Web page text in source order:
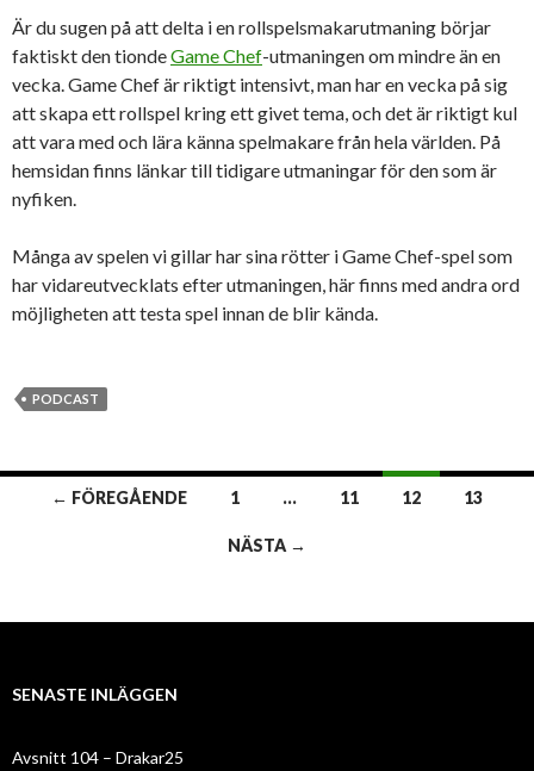
Är du sugen på att delta i en rollspelsmakarutmaning börjar
faktiskt den tiondeGame Chef-utmaningen om mindre än en
vecka. Game Chef är riktigt intensivt, man har en vecka på sig
att skapa ett rollspel kring ett givet tema, och det är riktigt kul
att vara med och lära känna spelmakare från hela världen. På
hemsidan finns länkar till tidigare utmaningar för den som är
nyfiken.
Många av spelen vi gillar har sina rötter i Game Chef-spel som
har vidareutvecklats efter utmaningen, här finns med andra ord
möjligheten att testa spel innan de blir kända.
PODCAST
Inläggsnavigering
← FÖREGÅENDE 1 … 11 12 13
NÄSTA →
SENASTE INLÄGGEN
Avsnitt 104 – Drakar25